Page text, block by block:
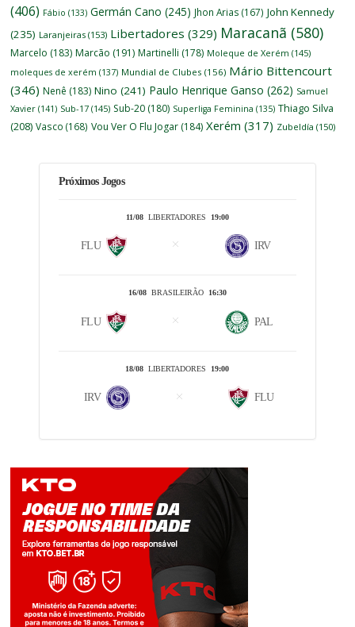
(406) Fábio (133) Germán Cano (245) Jhon Arias (167) John Kennedy
(235) Laranjeiras (153) Libertadores (329) Maracanã (580)
Marcelo (183) Marcão (191) Martinelli (178) Moleque de Xerém (145)
moleques de xerém (137) Mundial de Clubes (156) Mário Bittencourt
(346) Nenê (183) Nino (241) Paulo Henrique Ganso (262) Samuel
Xavier (141) Sub-17 (145) Sub-20 (180) Superliga Feminina (135) Thiago Silva
(208) Vasco (168) Vou Ver O Flu Jogar (184) Xerém (317) Zubeldía (150)
Próximos Jogos
11/08LIBERTADORES 19:00
FLU IRV
16/08BRASILEIRÃO 16:30
FLU PAL
18/08 LIBERTADORES 19:00
IRV FLU